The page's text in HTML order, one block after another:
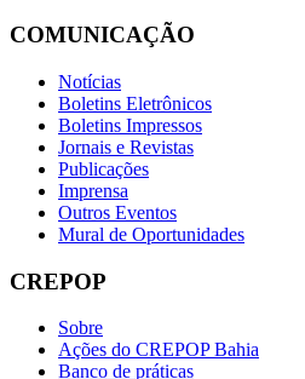
COMUNICAÇÃO
Notícias
Boletins Eletrônicos
Boletins Impressos
Jornais e Revistas
Publicações
Imprensa
Outros Eventos
Mural de Oportunidades
CREPOP
Sobre
Ações do CREPOP Bahia
Banco de práticas